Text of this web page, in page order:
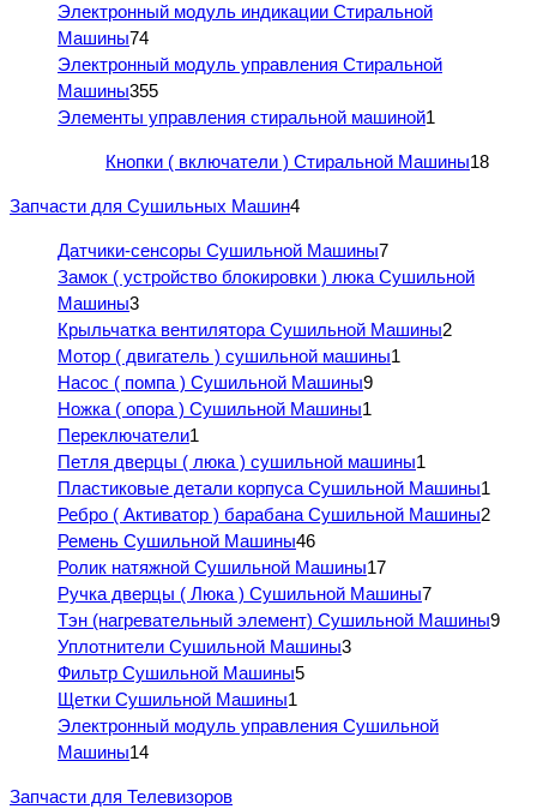
Электронный модуль индикации Стиральной
Машины74
Электронный модуль управления Стиральной
Машины355
Элементы управления стиральной машиной1
Кнопки ( включатели ) Стиральной Машины18
Запчасти для Сушильных Машин4
Датчики-сенсоры Сушильной Машины7
Замок ( устройство блокировки ) люка Сушильной
Машины3
Крыльчатка вентилятора Сушильной Машины2
Мотор ( двигатель ) сушильной машины1
Насос ( помпа ) Сушильной Машины9
Ножка ( опора ) Сушильной Машины1
Переключатели1
Петля дверцы ( люка ) сушильной машины1
Пластиковые детали корпуса Сушильной Машины1
Ребро ( Активатор ) барабана Сушильной Машины2
Ремень Сушильной Машины46
Ролик натяжной Сушильной Машины17
Ручка дверцы ( Люка ) Сушильной Машины7
Тэн (нагревательный элемент) Сушильной Машины9
Уплотнители Сушильной Машины3
Фильтр Сушильной Машины5
Щетки Сушильной Машины1
Электронный модуль управления Сушильной
Машины14
Запчасти для Телевизоров